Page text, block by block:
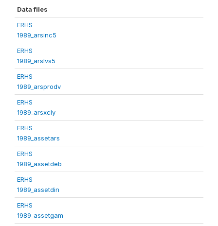
Data files
ERHS
1989_arsinc5
ERHS
1989_arslvs5
ERHS
1989_arsprodv
ERHS
1989_arsxcly
ERHS
1989_assetars
ERHS
1989_assetdeb
ERHS
1989_assetdin
ERHS
1989_assetgam